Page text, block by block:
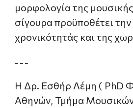
μορφολογία της
σίγουρα προϋποθέτει
χρονικότητάς και της
– – –
Η Δρ. Εσθήρ Λέμη ( PhD
Αθηνών, Τμήμα